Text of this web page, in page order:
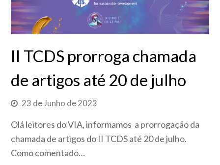
II TCDS prorroga chamada
de artigos até 20 de julho
23 de Junho de 2023
Olá leitores do VIA, informamos a prorrogação da
chamada de artigos do II TCDS até 20 de julho.
Como comentado…